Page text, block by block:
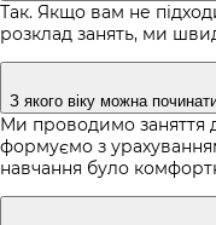
Так. Якщо вам не
розклад занять, ми
З якого віку можна
Ми проводимо заняття
формуємо з
навчання було